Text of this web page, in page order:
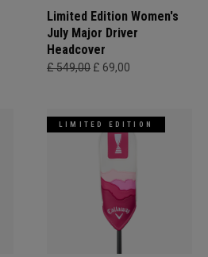
Limited Edition Women's
July Major Driver
Headcover
£ 549,00 £ 69,00
LIMITED EDITION